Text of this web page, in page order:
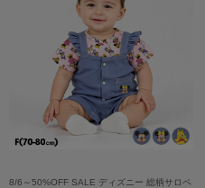
8/6～50%OFF SALE ディズニー 総柄サロペ